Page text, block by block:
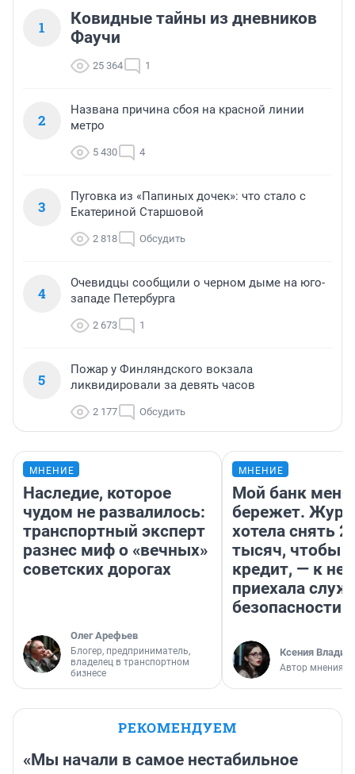
1
Ковидные тайны из дневников
Фаучи
25 364 1
2
Названа причина сбоя на красной линии
метро
5 430 4
3
Пуговка из «Папиных дочек»: что стало с
Екатериной Старшовой
2 818 Обсудить
4
Очевидцы сообщили о черном дыме на юго-
западе Петербурга
2 673 1
5
Пожар у Финляндского вокзала
ликвидировали за девять часов
2 177 Обсудить
МНЕНИЕ
Наследие, которое
чудом не развалилось:
транспортный эксперт
разнес миф о «вечных»
советских дорогах
Олег Арефьев
Блогер, предприниматель,
владелец в транспортном
бизнесе
МНЕНИЕ
Мой банк меня
бережет.
хотела снять
тысяч, чтобы
кредит, — к
приехала
безопасности
Ксения
Автор мнения
РЕКОМЕНДУЕМ
«Мы начали в самое нестабильное